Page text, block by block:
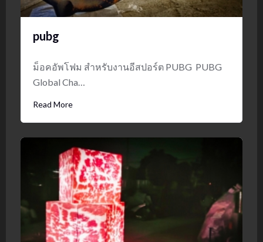
pubg
ม็อคอัพโฟม สำหรับงานอีสปอร์ต PUBG PUBG
Global Cha…
Read More